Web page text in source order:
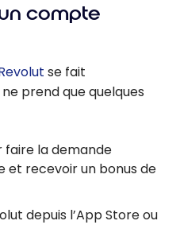
compte
se fait
prend que quelques
faire la demande
et recevoir un bonus de
depuis l’App Store ou